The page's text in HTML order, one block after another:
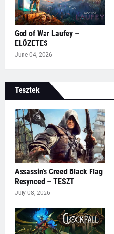
God of War Laufey –
ELŐZETES
June 04, 2026
Tesztek
Assassin's Creed Black Flag
Resynced – TESZT
July 08, 2026